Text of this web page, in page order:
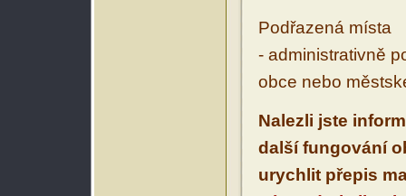
Podřazená místa
- administrativně
obce nebo
Nalezli jste
další fungování
urychlit přepis